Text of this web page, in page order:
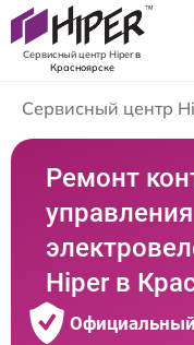
Сервисный центр Hiperв
Красноярске
Сервисный центр
Ремонт
управления
Hiper в